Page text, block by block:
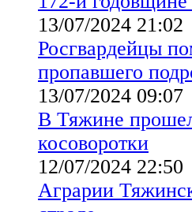
13/07/2024 21:02
Росгвардейцы
пропавшего
13/07/2024 09:07
В Тяжине
косоворотки
12/07/2024 22:50
Аграрии